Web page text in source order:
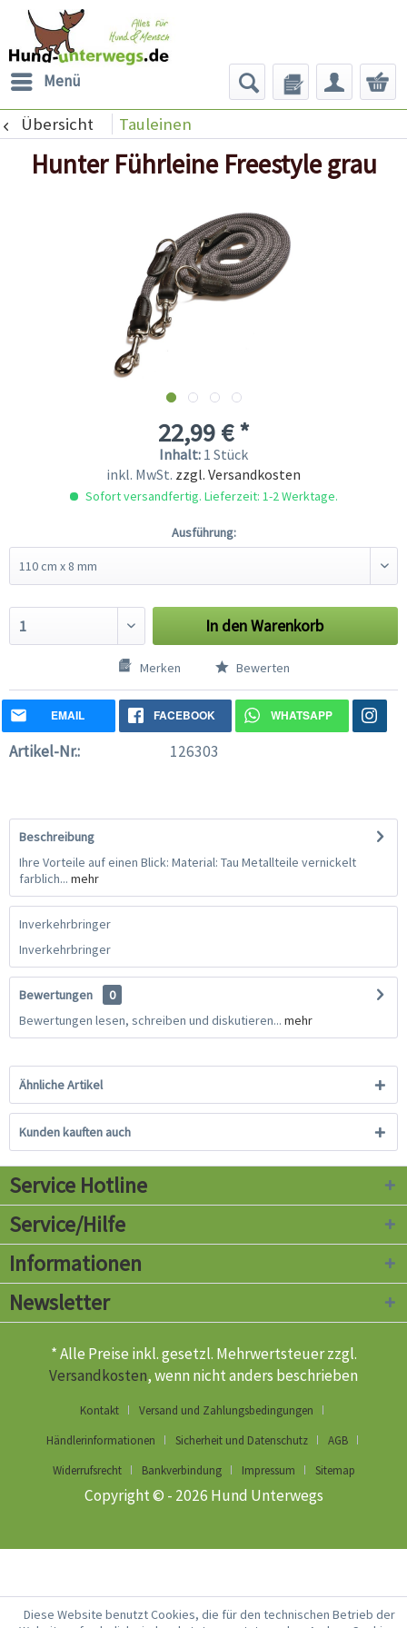
Menü
Übersicht Tauleinen
Hunter Führleine Freestyle grau
22,99 € *
Inhalt: 1 Stück
inkl. MwSt. zzgl. Versandkosten
Sofort versandfertig. Lieferzeit: 1-2 Werktage.
Ausführung:
In denWarenkorb
Merken Bewerten
EMAIL FACEBOOK WHATSAPP
Artikel-Nr.: 126303
Beschreibung
Ihre Vorteile auf einen Blick: Material: Tau Metallteile vernickelt
farblich... mehr
Inverkehrbringer
Inverkehrbringer
Bewertungen
0
Bewertungen lesen, schreiben und diskutieren... mehr
Ähnliche Artikel
Kunden kauften auch
Service Hotline
Service/Hilfe
Informationen
Newsletter
* Alle Preise inkl. gesetzl. Mehrwertsteuer zzgl.
Versandkosten, wenn nicht anders beschrieben
Kontakt
Versand und Zahlungsbedingungen
Händlerinformationen
Sicherheit und Datenschutz
AGB
Widerrufsrecht
Bankverbindung Impressum Sitemap
Copyright © - 2026 Hund Unterwegs
Diese Website benutzt Cookies, die für den technischen Betrieb der